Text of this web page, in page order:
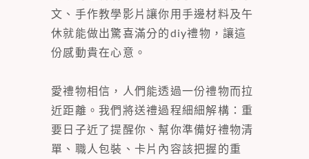
文、手作教學影片讓你用手邊材料及午
休就能做出驚喜滿分的diy禮物，讓這
份感動貴在心意。
愛禮物相信，人們能透過一份禮物而拉
近距離。我們將送禮過程細細解構：重
要日子近了提醒你、幫你準備好禮物清
單、職人包裝、卡片內容該把握的重